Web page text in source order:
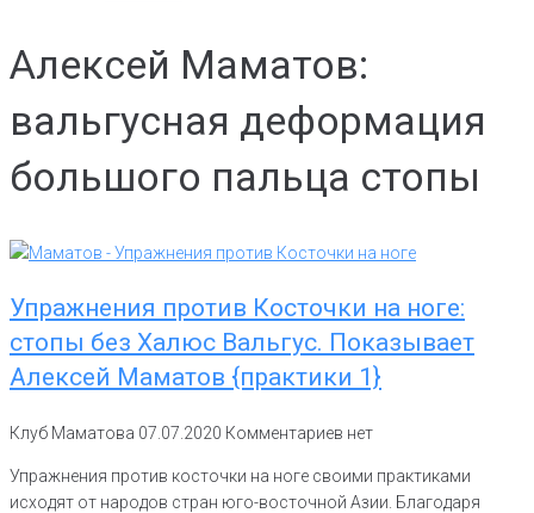
Алексей Маматов:
вальгусная деформация
большого пальца стопы
Упражнения против Косточки на ноге:
стопы без Халюс Вальгус. Показывает
Алексей Маматов {практики 1}
Клуб Маматова 07.07.2020 Комментариев нет
Упражнения против косточки на ноге своими практиками
исходят от народов стран юго-восточной Азии. Благодаря